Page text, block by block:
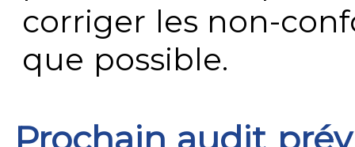
corriger les non-
que possible.
Prochain audit